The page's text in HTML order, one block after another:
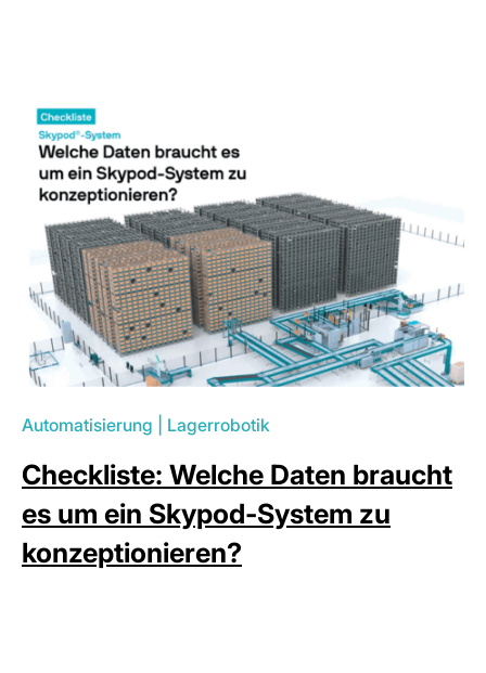
Automatisierung Lagerrobotik
Checkliste: Welche Daten braucht
es um ein Skypod-System zu
konzeptionieren?